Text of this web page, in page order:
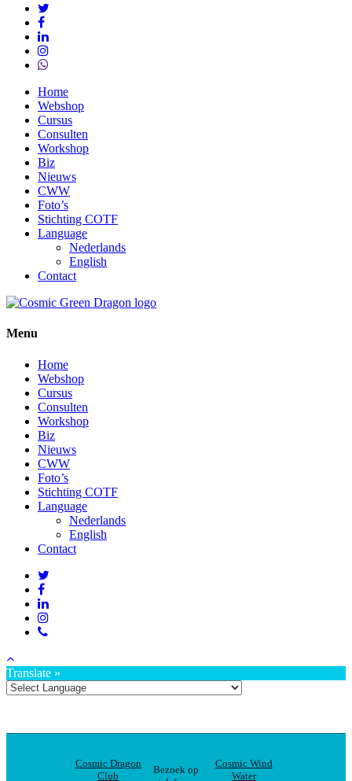
twitter
facebook
linkedin
instagram
whatsapp
Close
Menu
Home
Webshop
Cursus
Consulten
Workshop
Biz
Nieuws
CWW
Foto’s
Stichting COTF
Language
Nederlands
English
Contact
Menu
Home
Webshop
Cursus
Consulten
Workshop
Biz
Nieuws
CWW
Foto’s
Stichting COTF
Language
Nederlands
English
Contact
Translate »
Cosmic Dragon
Club
Bezoek op
Cosmic Wind
Water